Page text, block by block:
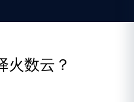
火数云？